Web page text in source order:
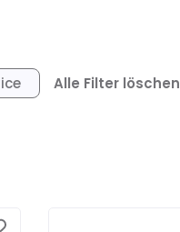
Alle Filter löschen